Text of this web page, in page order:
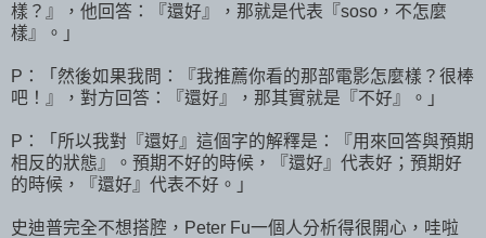
樣？』，他回答：『還好』，那就是代表『soso，不怎麼
樣』。」
P：「然後如果我問：『我推薦你看的那部電影怎麼樣？很棒
吧！』，對方回答：『還好』，那其實就是『不好』。」
P：「所以我對『還好』這個字的解釋是：『用來回答與預期
相反的狀態』。預期不好的時候，『還好』代表好；預期好
的時候，『還好』代表不好。」
史迪普完全不想搭腔，Peter Fu一個人分析得很開心，哇啦